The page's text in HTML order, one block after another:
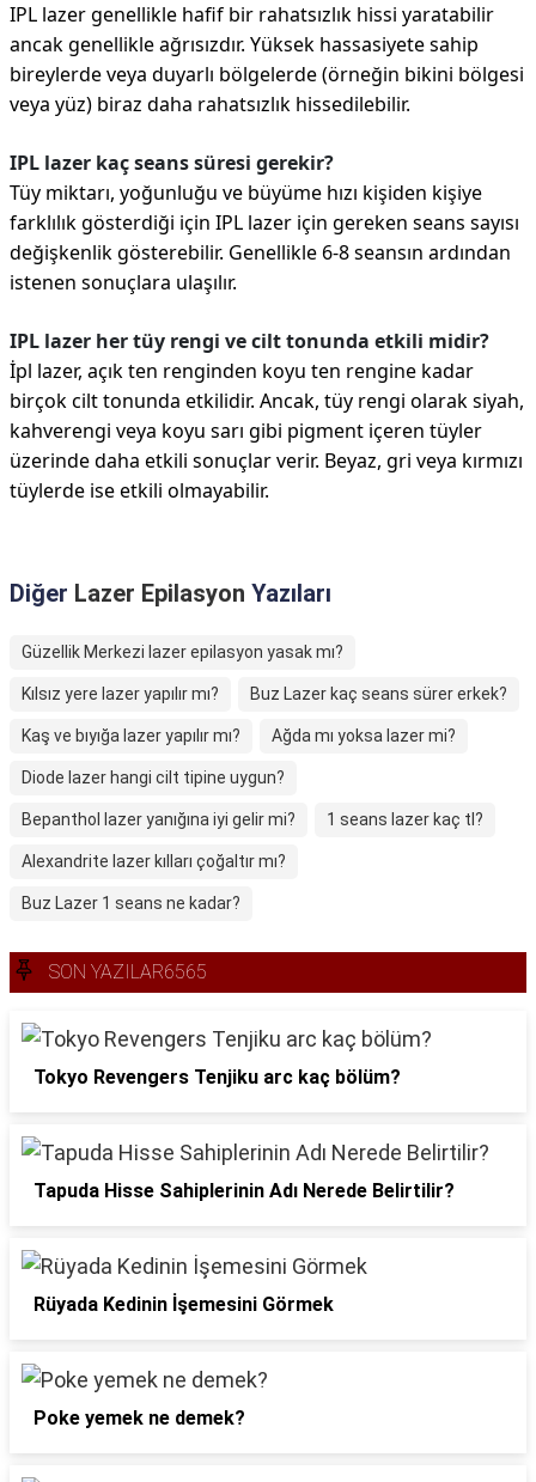
IPL lazer genellikle hafif bir rahatsızlık hissi yaratabilir
ancak genellikle ağrısızdır. Yüksek hassasiyete sahip
bireylerde veya duyarlı bölgelerde (örneğin bikini bölgesi
veya yüz) biraz daha rahatsızlık hissedilebilir.
IPL lazer kaç seans süresi gerekir?
Tüy miktarı, yoğunluğu ve büyüme hızı kişiden kişiye
farklılık gösterdiği için IPL lazer için gereken seans sayısı
değişkenlik gösterebilir. Genellikle 6-8 seansın ardından
istenen sonuçlara ulaşılır.
IPL lazer her tüy rengi ve cilt tonunda etkili midir?
İpl lazer, açık ten renginden koyu ten rengine kadar
birçok cilt tonunda etkilidir. Ancak, tüy rengi olarak siyah,
kahverengi veya koyu sarı gibi pigment içeren tüyler
üzerinde daha etkili sonuçlar verir. Beyaz, gri veya kırmızı
tüylerde ise etkili olmayabilir.
Diğer Lazer Epilasyon Yazıları
Güzellik Merkezi lazer epilasyon yasak mı?
Kılsız yere lazer yapılır mı? Buz Lazer kaç seans sürer erkek?
Kaş ve bıyığa lazer yapılır mı? Ağda mı yoksa lazer mi?
Diode lazer hangi cilt tipine uygun?
Bepanthol lazer yanığına iyi gelir mi? 1 seans lazer kaç tl?
Alexandrite lazer kılları çoğaltır mı?
Buz Lazer 1 seans ne kadar?
SON YAZILAR6565
Tokyo Revengers Tenjiku arc kaç bölüm?
Tapuda Hisse Sahiplerinin Adı Nerede Belirtilir?
Rüyada Kedinin İşemesini Görmek
Poke yemek ne demek?